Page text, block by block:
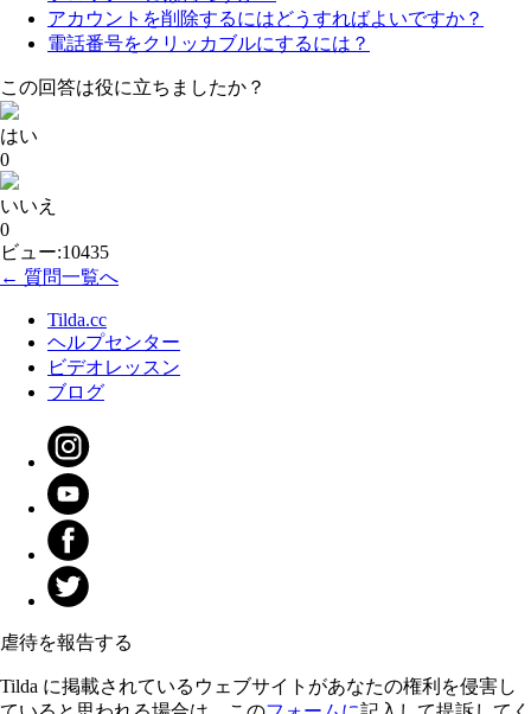
アカウントを削除するにはどうすればよいですか？
電話番号をクリッカブルにするには？
この回答は役に立ちましたか？
はい
0
いいえ
0
ビュー:10435
← 質問一覧へ
Tilda.cc
ヘルプセンター
ビデオレッスン
ブログ
虐待を報告する
Tilda に掲載されているウェブサイトがあなたの権利を侵害し